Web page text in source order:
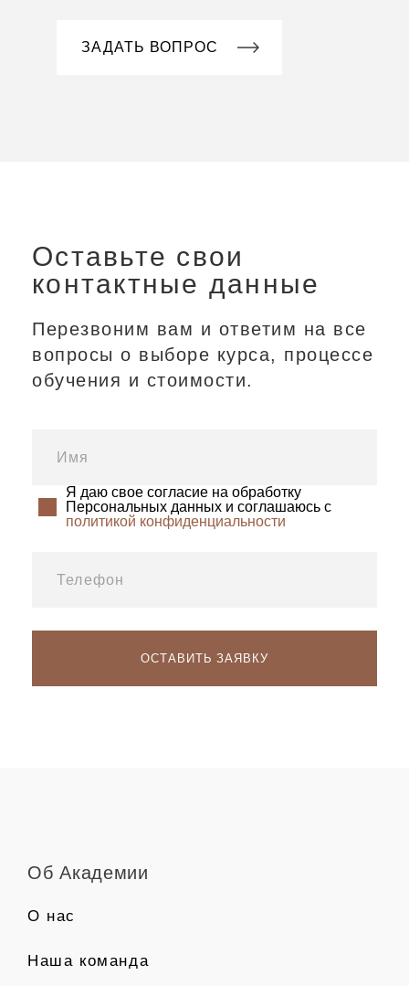
ЗАДАТЬ ВОПРОС
Оставьте свои
контактные данные
Перезвоним вам и ответим на все
вопросы о выборе курса, процессе
обучения и стоимости.
Я даю свое согласие на обработку
Персональных данных и соглашаюсь с
политикой конфиденциальности
Об Академии
О нас
Наша команда